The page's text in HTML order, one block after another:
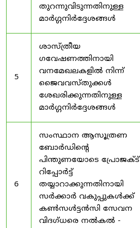
തുറന്നുവിടുന്നതിനുള്ള
മാർഗ്ഗനിർദ്ദേശങ്ങൾ
5
ശാസ്ത്രീയ
ഗവേഷണത്തിനായി
വനമേഖലകളിൽ നിന്ന്
ജൈവവസ്തുക്കൾ
ശേഖരിക്കുന്നതിനുള്ള
മാർഗ്ഗനിർദ്ദേശങ്ങൾ
6
സംസ്ഥാന ആസൂത്രണ
ബോർഡിൻ്റെ
പിന്തുണയോടെ പ്രോജക്ട്
റിപ്പോർട്ട്
തയ്യാറാക്കുന്നതിനായി
സർക്കാർ വകുപ്പുകൾക്ക്
കൺസൾട്ടൻസി സേവന
വിദഗ്ധരെ നൽകൽ -